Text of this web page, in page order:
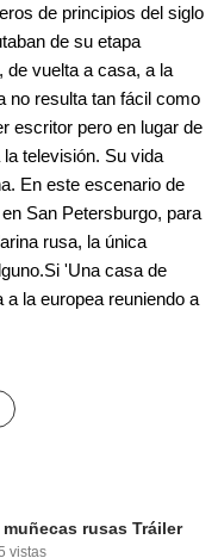
de principios del siglo
de su etapa
de vuelta a casa, a la
no resulta tan fácil como
escritor pero en lugar de
televisión. Su vida
En este escenario de
San Petersburgo, para
rusa, la única
'Una casa de
la europea reuniendo a
muñecas rusas Tráiler
vistas